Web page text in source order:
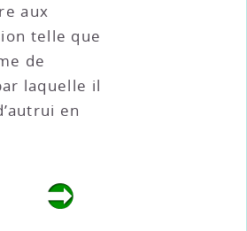
aux
telle que
de
laquelle il
en